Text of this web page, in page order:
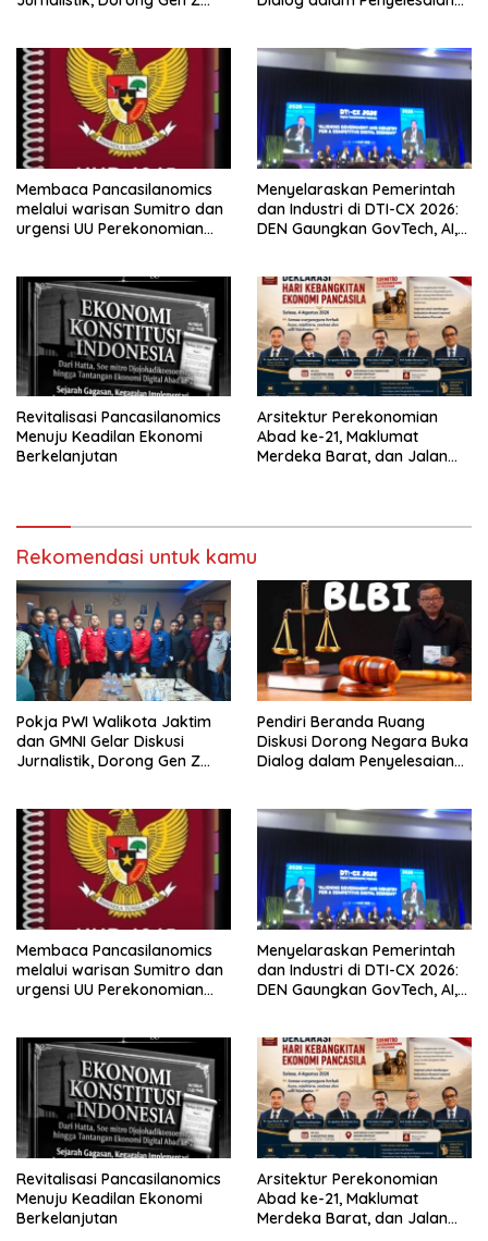
Membaca Pancasilanomics
melalui warisan Sumitro dan
urgensi UU Perekonomian
Menyelaraskan Pemerintah
dan Industri di DTI-CX 2026:
DEN Gaungkan GovTech, AI,
Kompetitif
Revitalisasi Pancasilanomics
Menuju Keadilan Ekonomi
Berkelanjutan
Arsitektur Perekonomian
Abad ke-21, Maklumat
Merdeka Barat, dan Jalan
Rekomendasi untuk kamu
Pokja PWI Walikota Jaktim
dan GMNI Gelar Diskusi
Jurnalistik, Dorong Gen Z
Pendiri Beranda Ruang
Diskusi Dorong Negara Buka
Dialog dalam Penyelesaian
Membaca Pancasilanomics
melalui warisan Sumitro dan
urgensi UU Perekonomian
Menyelaraskan Pemerintah
dan Industri di DTI-CX 2026:
DEN Gaungkan GovTech, AI,
Kompetitif
Revitalisasi Pancasilanomics
Menuju Keadilan Ekonomi
Berkelanjutan
Arsitektur Perekonomian
Abad ke-21, Maklumat
Merdeka Barat, dan Jalan